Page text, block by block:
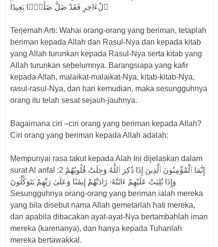
Terjemah Arti: Wahai orang-orang yang beriman, tetaplah
beriman kepada Allah dan Rasul-Nya dan kepada kitab
yang Allah turunkan kepada Rasul-Nya serta kitab yang
Allah turunkan sebelumnya. Barangsiapa yang kafir
kepada Allah, malaikat-malaikat-Nya, kitab-kitab-Nya,
rasul-rasul-Nya, dan hari kemudian, maka sesungguhnya
orang itu telah sesat sejauh-jauhnya.
Bagaimana ciri –ciri orang yang beriman kepada Allah?
Ciri orang yang beriman kepada Allah adalah:
Mempunyai rasa takut kepada Alah Ini dijelaskan dalam
surat Al anfal :2 إِنَّمَا ٱلْمُؤْمِنُونَ ٱلَّذِينَ إِذَا ذُكِرَ ٱللَّهُ وَجِلَتْ قُلُوبُهُمْ
وَإِذَا تُلِيَتْ عَلَيْهِمْ ءَايَٰتُهُۥ زَادَتْهُمْ إِيمَٰنًا وَعَلَىٰ رَبِّهِمْ يَتَوَكَّلُونَ
Sesungguhnya orang-orang yang beriman ialah mereka
yang bila disebut nama Allah gemetarlah hati mereka,
dan apabila dibacakan ayat-ayat-Nya bertambahlah iman
mereka (karenanya), dan hanya kepada Tuhanlah
mereka bertawakkal.